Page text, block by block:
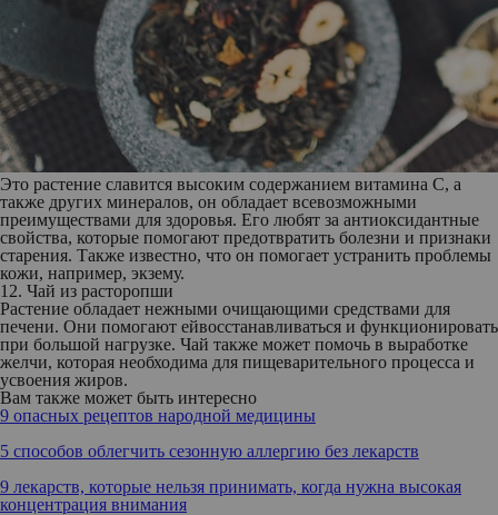
Это растение славится высоким содержанием витамина С, а
также других минералов, он обладает всевозможными
преимуществами для здоровья. Его любят за антиоксидантные
свойства, которые помогают предотвратить болезни и признаки
старения. Также известно, что он помогает устранить проблемы
кожи, например, экзему.
12. Чай из расторопши
Растение обладает нежными очищающими средствами для
печени. Они помогают ейвосстанавливаться и функционировать
при большой нагрузке. Чай также может помочь в выработке
желчи, которая необходима для пищеварительного процесса и
усвоения жиров.
Вам также может быть интересно
9 опасных рецептов народной медицины
5 способов облегчить сезонную аллергию без лекарств
9 лекарств, которые нельзя принимать, когда нужна высокая
концентрация внимания